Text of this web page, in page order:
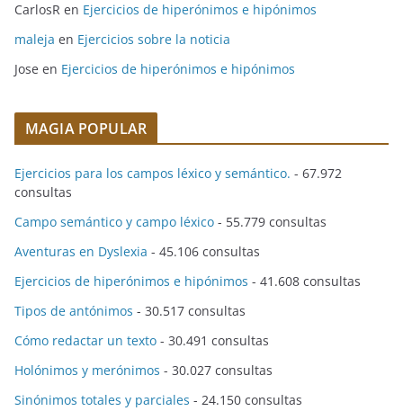
CarlosR en Ejercicios de hiperónimos e hipónimos
maleja en Ejercicios sobre la noticia
Jose en Ejercicios de hiperónimos e hipónimos
MAGIA POPULAR
Ejercicios para los campos léxico y semántico. - 67.972
consultas
Campo semántico y campo léxico - 55.779 consultas
Aventuras en Dyslexia - 45.106 consultas
Ejercicios de hiperónimos e hipónimos - 41.608 consultas
Tipos de antónimos - 30.517 consultas
Cómo redactar un texto - 30.491 consultas
Holónimos y merónimos - 30.027 consultas
Sinónimos totales y parciales - 24.150 consultas